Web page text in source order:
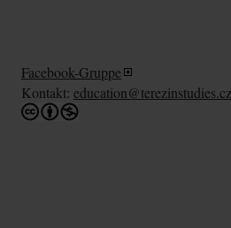
Facebook-Gruppe
Kontakt: education@terezinstudies.cz